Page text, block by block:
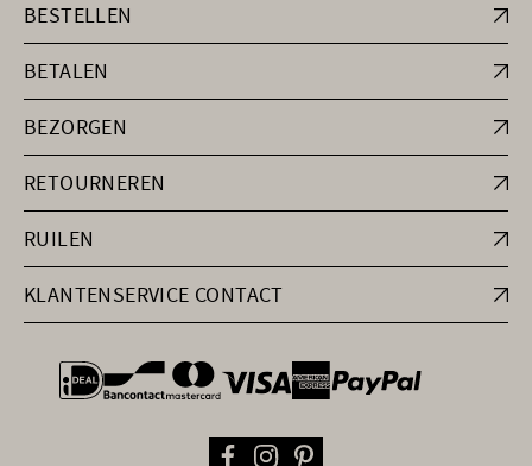
BESTELLEN
BETALEN
BEZORGEN
RETOURNEREN
RUILEN
KLANTENSERVICE CONTACT
general.paymentOptions